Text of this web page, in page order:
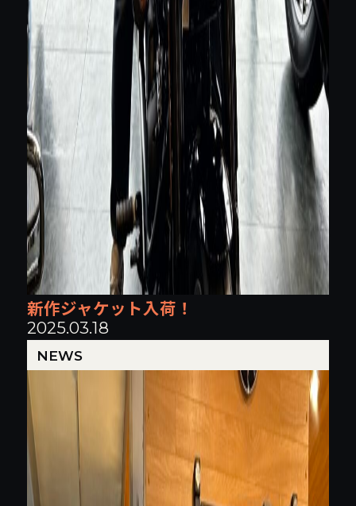
新作ジャケット入荷！
2025.03.18
NEWS